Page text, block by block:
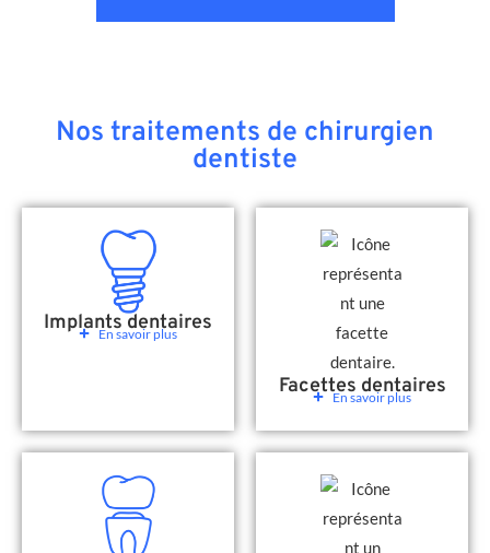
Nos traitements de chirurgien
dentiste
Implants dentaires
En savoir plus
Facettes dentaires
En savoir plus